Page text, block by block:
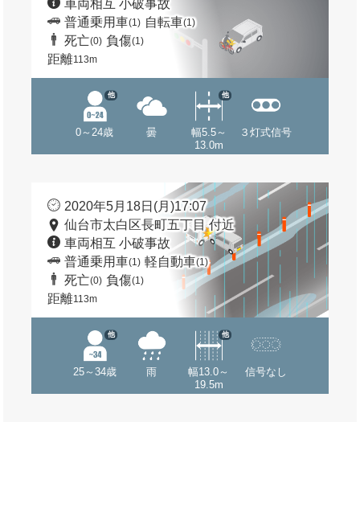
車両相互 小破事故
普通乗用車(1) 自転車(1)
死亡(0) 負傷(1)
距離113m
0～24歳
他
曇
幅5.5～
13.0m
他
３灯式信号
2020年5月18日(月)17:07
仙台市太白区長町五丁目 付近
車両相互 小破事故
普通乗用車(1) 軽自動車(1)
死亡(0) 負傷(1)
距離113m
25～34歳
他
雨
幅13.0～
19.5m
他
信号なし